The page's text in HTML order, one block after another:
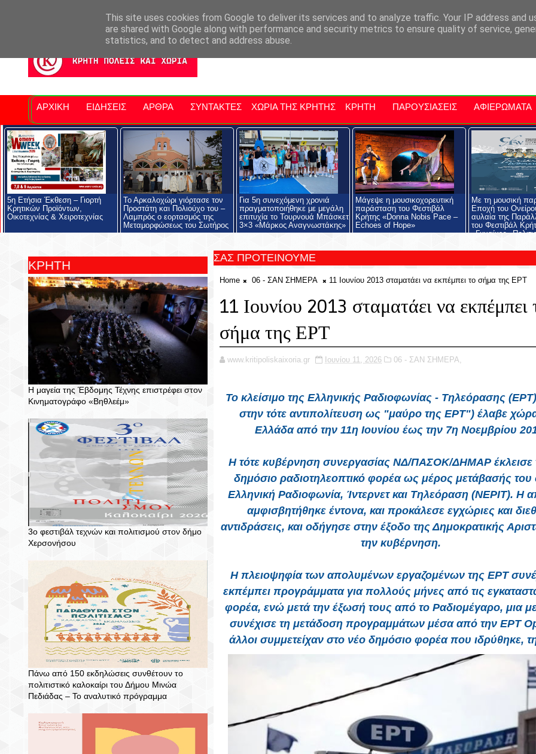
Νομός Λασιθίου Αγαπάμε Ρέθυμνο Επαρχία Μαλεβιζίου Εκδηλώσεις Στην Κρήτη Kriti Traveller
ΑΡΧΙΚΗ ΕΙΔΗΣΕΙΣ ΑΡΘΡΑ ΣΥΝΤΑΚΤΕΣ ΧΩΡΙΑ ΤΗΣ ΚΡΗΤΗΣ ΚΡΗΤΗ ΠΑΡΟΥΣΙΑΣΕΙΣ ΑΦΙΕΡΩΜΑΤΑ
5η Ετήσια Έκθεση – Γιορτή
Κρητικών Προϊόντων,
Οικοτεχνίας & Χειροτεχνίας
Το Αρκαλοχώρι γιόρτασε τον
Προστάτη και Πολιούχο του –
Λαμπρός ο εορτασμός της
Μεταμορφώσεως του Σωτήρος
Για 5η συνεχόμενη χρονιά
πραγματοποιήθηκε με μεγάλη
επιτυχία το Τουρνουά Μπάσκετ
3×3 «Μάρκος Αναγνωστάκης»
Μάγεψε η μουσικοχορευτική
παράσταση του Φεστιβάλ
Κρήτης «Donna Nobis Pace –
Echoes of Hope»
Με τη μουσική
Εποχή του
αυλαία της
του Φεστιβάλ
«Γυναίκες–
ΚΡΗΤΗ
Η μαγεία της Έβδομης Τέχνης επιστρέφει στον
Κινηματογράφο «Βηθλεέμ»
3ο φεστιβάλ τεχνών και πολιτισμού στον δήμο
Χερσονήσου
Πάνω από 150 εκδηλώσεις συνθέτουν το
πολιτιστικό καλοκαίρι του Δήμου Μινώα
Πεδιάδας – To αναλυτικό πρόγραμμα
ΣΑΣ ΠΡΟΤΕΙΝΟΥΜΕ
Home 06 - ΣΑΝ ΣΗΜΕΡΑ 11 Ιουνίου 2013 σταματάει να εκπέμπει το σήμα της ΕΡΤ
11 Ιουνίου 2013 σταματάει να εκπέμπει
σήμα της ΕΡΤ
www.kritipoliskaixoria.gr Ιουνίου 11, 2026 06 - ΣΑΝ ΣΗΜΕΡΑ,
Το κλείσιμο της Ελληνικής Ραδιοφωνίας - Τηλεόρασης
στην τότε αντιπολίτευση ως "μαύρο της ΕΡΤ") έλαβε
Ελλάδα από την 11η Ιουνίου έως την 7η Νοεμβρίου
Η τότε κυβέρνηση συνεργασίας ΝΔ/ΠΑΣΟΚ/ΔΗΜΑΡ έκλεισε
δημόσιο ραδιοτηλεοπτικό φορέα ως μέρος μετάβασής
Ελληνική Ραδιοφωνία, Ίντερνετ και Τηλεόραση (ΝΕΡΙΤ). Η
αμφισβητήθηκε έντονα, και προκάλεσε εγχώριες και
αντιδράσεις, και οδήγησε στην έξοδο της Δημοκρατικής
την κυβέρνηση.
Η πλειοψηφία των απολυμένων εργαζομένων της ΕΡΤ
εκπέμπει προγράμματα για πολλούς μήνες από τις
φορέα, ενώ μετά την έξωσή τους από το Ραδιομέγαρο, μια
συνέχισε τη μετάδοση προγραμμάτων μέσα από την ΕΡΤ
άλλοι συμμετείχαν στο νέο δημόσιο φορέα που ιδρύθηκε,
This site uses cookies from Google to deliver its services and to analyze traffic. Your IP address and
are shared with Google along with performance and security metrics to ensure quality of service,
statistics, and to detect and address abuse.